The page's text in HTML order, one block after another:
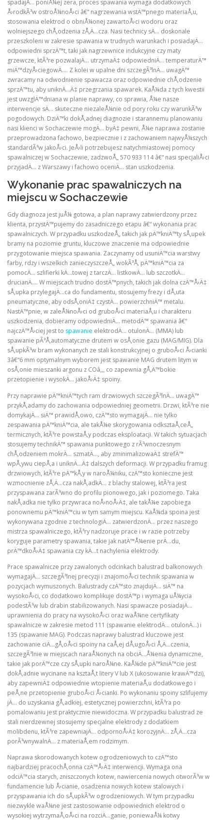
spadajÄ… poniÅ¼ej zera, proces spawania wymaga dodatkowych
Å›rodkÃ³w ostroÅ¼noÅ›ci â€“ nagrzewania wstÄ™pnego materiaÅ‚u,
stosowania elektrod o obniÅ¼onej zawartoÅ›ci wodoru oraz
wolniejszego chÅ‚odzenia zÅ‚Ä…cza. Nasi technicy sÄ… doskonale
przeszkoleni w zakresie spawania w trudnych warunkach i posiadajÄ…
odpowiedni sprzÄ™t, taki jak nagrzewnice indukcyjne czy maty
grzewcze, ktÃ³re pozwalajÄ… utrzymaÄ‡ odpowiedniÄ… temperaturÄ™
miÄ™dzyÅ›ciegowÄ…. Z kolei w upalne dni szczegÃ³lnÄ… uwagÄ™
zwracamy na odwodnienie spawacza oraz odpowiednie chÅ‚odzenie
sprzÄ™tu, aby uniknÄ…Ä‡ przegrzania spawarek. KaÅ¼da z tych kwestii
jest uwzglÄ™dniana w planie naprawy, co sprawia, Å¼e nasze
interwencje sÄ… skuteczne niezaleÅ¼nie od pory roku czy warunkÃ³w
pogodowych. DziÄ™ki dokÅ‚adnej diagnozie i starannemu planowaniu
nasi klienci w Sochaczewie mogÄ… byÄ‡ pewni, Å¼e naprawa zostanie
przeprowadzona fachowo, bezpiecznie i z zachowaniem najwyÅ¼szych
standardÃ³w jakoÅ›ci. JeÅ›li potrzebujesz natychmiastowej pomocy
spawalniczej w Sochaczewie, zadzwoÅ„ 570 933 114 â€“ nasi specjaliÅ›ci
przyjadÄ… z Warszawy i fachowo oceniÄ… stan uszkodzenia.
Wykonanie prac spawalniczych na
miejscu w Sochaczewie
Gdy diagnoza jest juÅ¼ gotowa, a plan naprawy zatwierdzony przez
klienta, przystÄ™pujemy do zasadniczego etapu â€“ wykonania prac
spawalniczych. W przypadku uszkodzeÅ„ takich jak pÄ™kniÄ™ty sÅ‚upek
bramy na poziomie gruntu, kluczowe znaczenie ma odpowiednie
przygotowanie miejsca spawania. Zaczynamy od usuniÄ™cia warstwy
farby, rdzy i wszelkich zanieczyszczeÅ„ wokÃ³Å‚ pÄ™kniÄ™cia za
pomocÄ… szlifierki kÄ…towej z tarczÄ… listkowÄ… lub szczotkÄ…
drucianÄ…. W miejscach trudno dostÄ™pnych, takich jak dolna czÄ™Å›Ä‡
sÅ‚upka przylegajÄ…ca do fundamentu, stosujemy frezy i dÅ‚uta
pneumatyczne, aby odsÅ‚oniÄ‡ czystÄ… powierzchniÄ™ metalu.
NastÄ™pnie, w zaleÅ¼noÅ›ci od gruboÅ›ci materiaÅ‚u i charakteru
uszkodzenia, dobieramy odpowiedniÄ… metodÄ™ spawania â€“
najczÄ™Å›ciej jest to spawanie elektrodÄ… otulonÄ… (MMA) lub
spawanie pÃ³Å‚automatyczne drutem w osÅ‚onie gazu (MAG/MIG). Dla
sÅ‚upkÃ³w bram wykonanych ze stali konstrukcyjnej o gruboÅ›ci Å›cianki
3â€“6 mm optymalnym wyborem jest spawanie MAG drutem litym w
osÅ‚onie mieszanki argonu z COâ‚‚, co zapewnia gÅ‚Ä™bokie
przetopienie i wysokÄ… jakoÅ›Ä‡ spoiny.
Przy naprawie pÄ™kniÄ™tych ram drzwiowych szczegÃ³lnÄ… uwagÄ™
przykÅ‚adamy do zachowania odpowiedniej geometrii. Drzwi, ktÃ³re nie
domykajÄ… siÄ™ prawidÅ‚owo, czÄ™sto wymagajÄ… nie tylko
zespawania pÄ™kniÄ™cia, ale takÅ¼e skorygowania odksztaÅ‚ceÅ„
termicznych, ktÃ³re powstaÅ‚y podczas eksploatacji. W takich sytuacjach
stosujemy technikÄ™ spawania punktowego z rÃ³wnoczesnym
chÅ‚odzeniem mokrÄ… szmatÄ…, aby zminimalizowaÄ‡ strefÄ™
wpÅ‚ywu ciepÅ‚a i uniknÄ…Ä‡ dalszych deformacji. W przypadku framug
drzwiowych, ktÃ³re pÄ™kÅ‚y w naroÅ¼niku, czÄ™sto konieczne jest
wzmocnienie zÅ‚Ä…cza nakÅ‚adkÄ… z blachy stalowej, ktÃ³ra jest
przyspawana zarÃ³wno do profilu pionowego, jak i poziomego. Taka
nakÅ‚adka nie tylko przywraca noÅ›noÅ›Ä‡, ale takÅ¼e zapobiega
ponownemu pÄ™kniÄ™ciu w tym samym miejscu. KaÅ¼da spoina jest
wykonywana zgodnie z technologiÄ… zatwierdzonÄ… przez naszego
mistrza spawalniczego, ktÃ³ry nadzoruje prace i w razie potrzeby
koryguje parametry spawania, takie jak natÄ™Å¼enie prÄ…du,
prÄ™dkoÅ›Ä‡ spawania czy kÄ…t nachylenia elektrody.
Prace spawalnicze przy zawalonych odcinkach balustrad balkonowych
wymagajÄ… szczegÃ³lnej precyzji i znajomoÅ›ci technik spawania w
pozycjach wymuszonych. Balustrady czÄ™sto znajdujÄ… siÄ™ na
wysokoÅ›ci, co dodatkowo komplikuje dostÄ™p i wymaga uÅ¼ycia
podestÃ³w lub drabin stabilizowanych. Nasi spawacze posiadajÄ…
uprawnienia do pracy na wysokoÅ›ci oraz waÅ¼ne certyfikaty
spawalnicze w zakresie metod 111 (spawanie elektrodÄ… otulonÄ…) i
135 (spawanie MAG). Podczas naprawy balustrad kluczowe jest
zachowanie ciÄ…gÅ‚oÅ›ci spoiny na caÅ‚ej dÅ‚ugoÅ›ci Å‚Ä…czenia,
szczegÃ³lnie w miejscach naraÅ¼onych na obciÄ…Å¼enia dynamiczne,
takie jak porÄ™cze czy sÅ‚upki naroÅ¼ne. KaÅ¼de pÄ™kniÄ™cie jest
dokÅ‚adnie wycinane na ksztaÅ‚t litery V lub X (ukosowanie krawÄ™dzi),
aby zapewniÄ‡ odpowiednie wtopienie materiaÅ‚u dodatkowego i
peÅ‚ne przetopienie gruboÅ›ci Å›cianki. Po wykonaniu spoiny szlifujemy
jÄ… do uzyskania gÅ‚adkiej, estetycznej powierzchni, ktÃ³ra po
pomalowaniu jest praktycznie niewidoczna. W przypadku balustrad ze
stali nierdzewnej stosujemy specjalne elektrody z dodatkiem
molibdenu, ktÃ³re zapewniajÄ… odpornoÅ›Ä‡ korozyjnÄ… zÅ‚Ä…cza
porÃ³wnywalnÄ… z materiaÅ‚em rodzimym.
Naprawa skorodowanych kotew ogrodzeniowych to czÄ™sto
najbardziej pracochÅ‚onna czÄ™Å›Ä‡ interwencji. Wymaga ona
odciÄ™cia starych, zniszczonych kotew, nawiercenia nowych otworÃ³w w
fundamencie lub Å›cianie, osadzenia nowych kotew stalowych i
przyspawania ich do sÅ‚upkÃ³w ogrodzeniowych. W tym przypadku
niezwykle waÅ¼ne jest zastosowanie odpowiednich elektrod o
wysokiej wytrzymaÅ‚oÅ›ci na rozciÄ…ganie, poniewaÅ¼ kotwy